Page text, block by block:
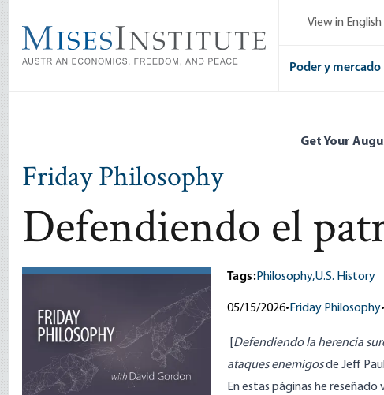
main
content
View in English
Poder y mercado
Get Your
Friday Philosophy
Defendiendo el
Tags:Philosophy,U.S. History
05/15/2026• Friday Philosophy•
Defendiendo la herencia
ataques enemigosde Jeff
En estas páginas he